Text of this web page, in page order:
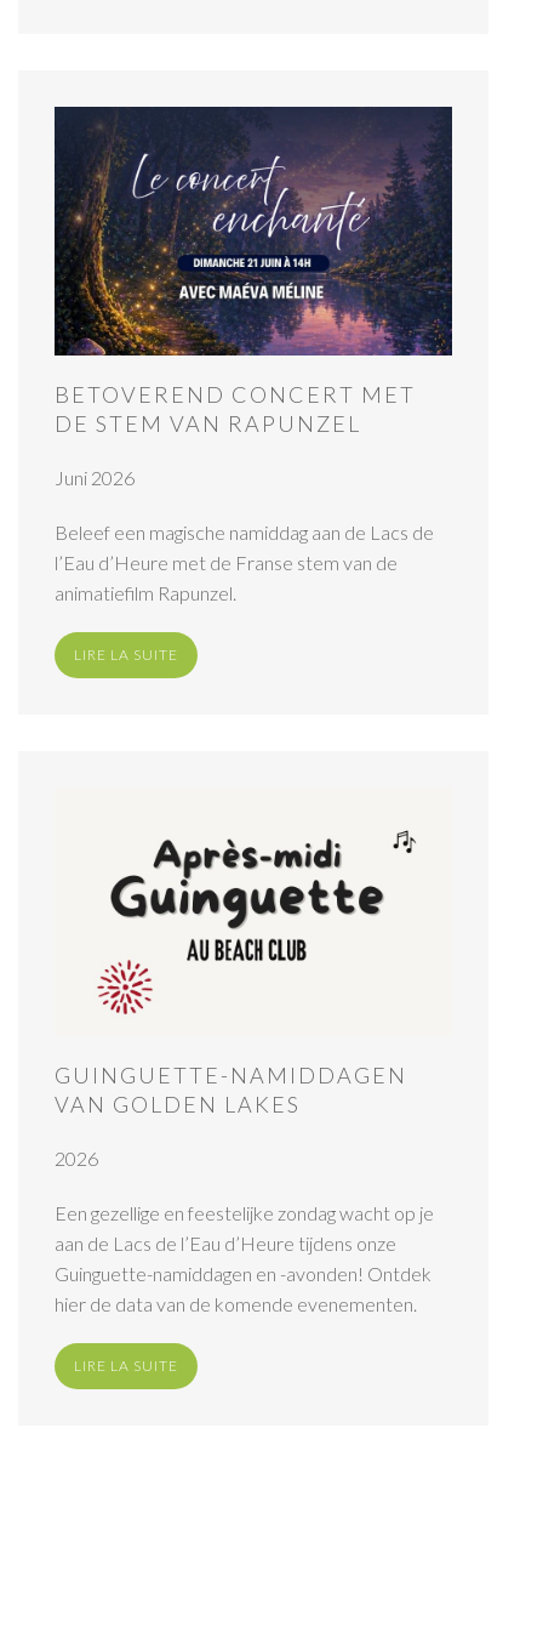
BETOVEREND CONCERT MET
DE STEM VAN RAPUNZEL
Juni 2026
Beleef een magische namiddag aan de Lacs de
l’Eau d’Heure met de Franse stem van de
animatiefilm Rapunzel.
LIRE LA SUITE
GUINGUETTE-NAMIDDAGEN
VAN GOLDEN LAKES
2026
Een gezellige en feestelijke zondag wacht op je
aan de Lacs de l’Eau d’Heure tijdens onze
Guinguette-namiddagen en -avonden! Ontdek
hier de data van de komende evenementen.
LIRE LA SUITE